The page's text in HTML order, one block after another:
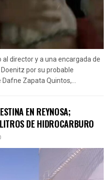
al director y a una encargada de
por su probable
Zapata Quintos,...
EN REYNOSA;
DE HIDROCARBURO